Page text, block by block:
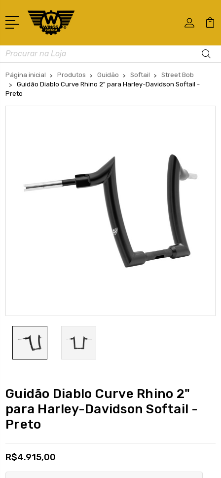
Busca
Página inicial Produtos Guidão Softail
Street Bob
Guidão Diablo Curve Rhino 2" para Harley-Davidson Softail -
Preto
Guidão Diablo Curve Rhino 2"
para Harley-Davidson Softail -
Preto
R$4.915,00